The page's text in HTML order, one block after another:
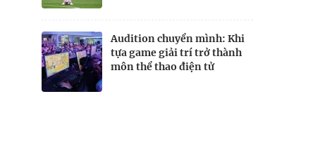
Audition chuyển mình: Khi
tựa game giải trí trở thành
môn thể thao điện tử